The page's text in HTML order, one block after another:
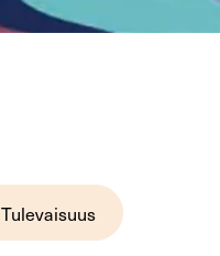
Tulevaisuus